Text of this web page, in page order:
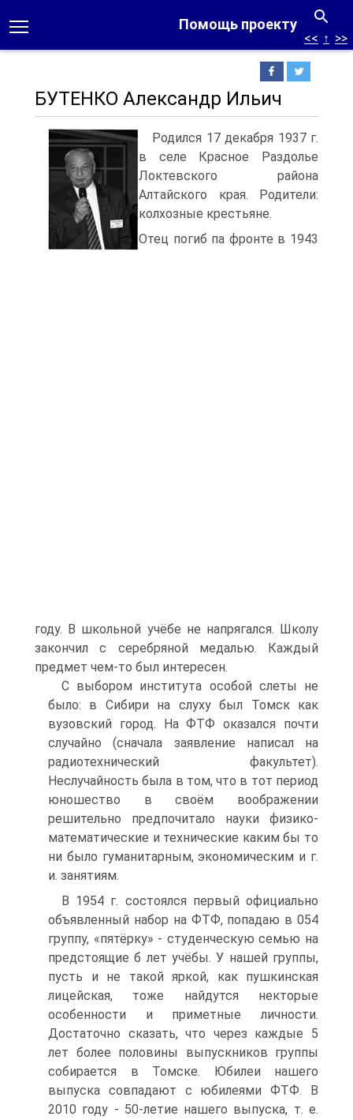
Помощь проекту
<< ↑ >>
БУТЕНКО Александр Ильич
Родился 17 декабря 1937 г.
в селе Красное Раздолье
Локтевского района
Алтайского края. Родители:
колхозные крестьяне.
Отец погиб па фронте в 1943
году. В школьной учёбе не напрягался. Школу
закончил с серебряной медалью. Каждый
предмет чем-то был интересен.
C выбором института особой слеты не
было: в Сибири на слуху был Томск как
вузовский город. На ФТФ оказался почти
случайно (сначала заявление написал на
радиотехнический факультет).
Неслучайность была в том, что в тот период
юношество в своём воображении
решительно предпочитало науки физико-
математические и технические каким бы то
ни было гуманитарным, экономическим и г.
и. занятиям.
В 1954 г. состоялся первый официально
объявленный набор на ФТФ, попадаю в 054
группу, «пятёрку» - студенческую семью на
предстоящие б лет учёбы. У нашей группы,
пусть и не такой яркой, как пушкинская
лицейская, тоже найдутся некторые
особенности и приметные личности.
Достаточно сказать, что через каждые 5
лет более половины выпускников группы
собирается в Томске. Юбилеи нашего
выпуска совпадают с юбилеями ФТФ. В
2010 году - 50-летие нашего выпуска, т. е.